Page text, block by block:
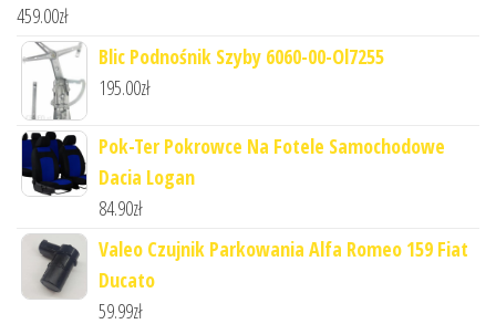
459.00zł
Blic Podnośnik Szyby 6060-00-Ol7255
195.00zł
Pok-Ter Pokrowce Na Fotele Samochodowe
Dacia Logan
84.90zł
Valeo Czujnik Parkowania Alfa Romeo 159 Fiat
Ducato
59.99zł